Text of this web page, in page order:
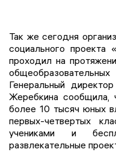
Так же сегодня
социального проекта
проходил на
Генеральный
Жеребкина сообщила,
более 10 тысяч юных
первых-четвертых
учениками и
развлекательные